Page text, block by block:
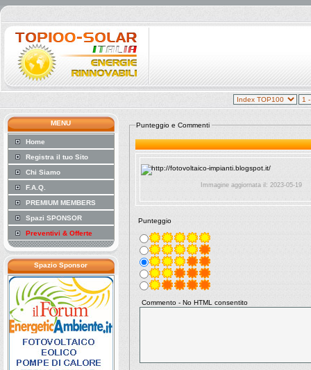
MENU
Home
Registra il tuo Sito
Chi Siamo
F.A.Q.
PREMIUM MEMBERS
Spazi SPONSOR
Preventivi & Offerte
Spazio Sponsor
Punteggio e Commenti
Immagine aggiornata il: 2023-05-19
Punteggio
Commento - No HTML consentito